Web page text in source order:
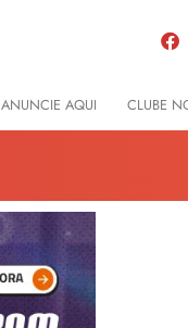
ANUNCIE AQUI CLUBE